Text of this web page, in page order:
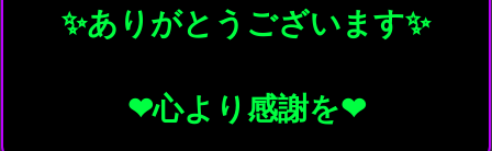
✨️ありがとうございます✨️
❤心より感謝を❤